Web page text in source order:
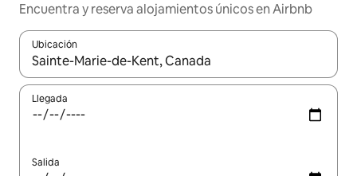
Encuentra y reserva alojamientos únicos en Airbnb
Ubicación
Cuando los resultados estén disponibles, navega con las
Llegada
Salida